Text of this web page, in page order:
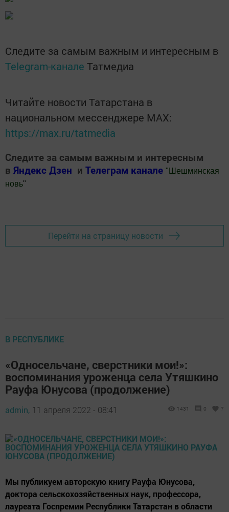
Следите за самым важным и интересным в
Telegram-канале Татмедиа
Читайте новости Татарстана в
национальном мессенджере MАХ:
https://max.ru/tatmedia
Следите за самым важным и интересным
в Яндекс Дзен и Телеграм канале " Шешминская
новь"
Перейти на страницу новости
В РЕСПУБЛИКЕ
«Односельчане, сверстники мои!»:
воспоминания уроженца села Утяшкино
Рауфа Юнусова (продолжение)
admin, 11 апреля 2022 - 08:41 1431 0 7
Мы публикуем авторскую книгу Рауфа Юнусова,
доктора сельскохозяйственных наук, профессора,
лауреата Госпремии Республики Татарстан в области